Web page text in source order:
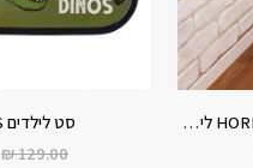
פח EKO סנסור למטבח, פח HORIZON 45 ליטר לבן
סט לילדים CAMPUS דינו
₪129.00